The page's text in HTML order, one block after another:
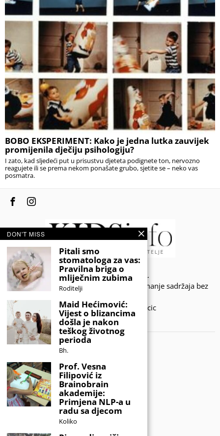
BOBO EKSPERIMENT: Kako je jedna lutka zauvijek
promijenila dječiju psihologiju?
I zato, kad sljedeći put u prisustvu djeteta podignete ton, nervozno
reagujete ili se prema nekom ponašate grubo, sjetite se – neko vas
posmatra.
© 2020 - KIDSINFO.BA.
Sva prava zadržana. Zabranjeno preuzimanje sadržaja bez
Developed by Amar SIjercic
IZAŠAO JE NOVI MAGAZIN!
DON'T MISS
Pitali smo
stomatologa za vas:
Pravilna briga o
mliječnim zubima
Roditelji
Maid Hećimović:
Vijest o blizancima
došla je nakon
teškog životnog
perioda
Bh.
Prof. Vesna
Filipović iz
Brainobrain
akademije:
Primjena NLP-a u
radu sa djecom
Koliko